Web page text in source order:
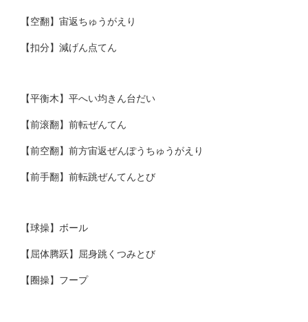
【空翻】宙返ちゅうがえり
【扣分】減げん点てん
【平衡木】平へい均きん台だい
【前滚翻】前転ぜんてん
【前空翻】前方宙返ぜんぽうちゅうがえり
【前手翻】前転跳ぜんてんとび
【球操】ボール
【屈体腾跃】屈身跳くつみとび
【圈操】フープ